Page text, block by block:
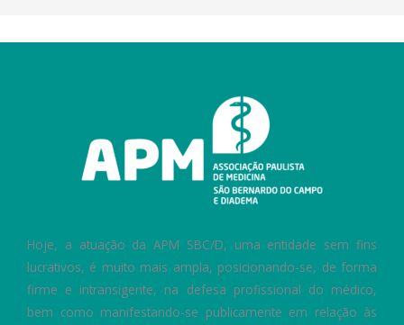
Hoje, a atuação da APM SBC/D, uma entidade sem fins
lucrativos, é muito mais ampla, posicionando-se, de forma
firme e intransigente, na defesa profissional do médico,
bem como manifestando-se publicamente em relação às